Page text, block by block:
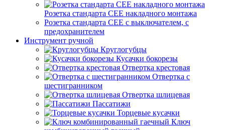
Розетка стандарта СЕЕ накладного монтажа
Розетка стандарта СЕЕ с выключателем, с
предохранителем
Инструмент ручной
Круглогубцы
Кусачки бокорезы
Отвертка крестовая
Отвертка с
шестигранником
Отвертка шлицевая
Пассатижи
Торцевые кусачки
Ключ